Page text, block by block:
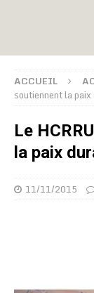
ACCUEIL
soutiennent la
Le
la paix
11/11/2015